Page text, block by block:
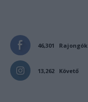
46,301 Rajongók
13,262 Követő